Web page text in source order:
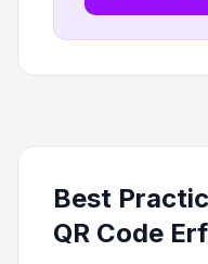
Best
QR Code